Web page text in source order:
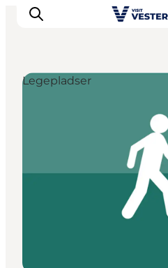
Mad & Overnatning
Planlæg din ferie
Legepladser